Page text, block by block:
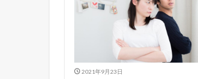
2021年9月23日